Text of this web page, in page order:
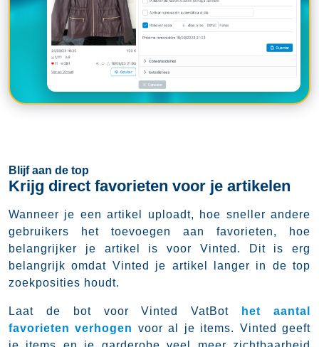
Blijf aan de top
Krijg direct favorieten voor je artikelen
Wanneer je een artikel uploadt, hoe sneller andere
gebruikers het toevoegen aan favorieten, hoe
belangrijker je artikel is voor Vinted. Dit is erg
belangrijk omdat Vinted je artikel langer in de top
zoekposities houdt.
Laat de bot voor Vinted VatBot
het aantal
favorieten verhogen voor al je items. Vinted geeft